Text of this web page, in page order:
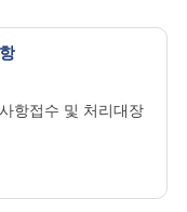
항접수 및 처리대장